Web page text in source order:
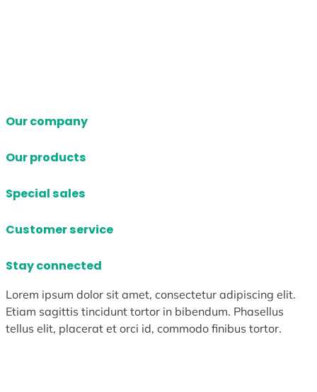
Our company
Our products
Special sales
Customer service
Stay connected
Lorem ipsum dolor sit amet, consectetur adipiscing elit.
Etiam sagittis tincidunt tortor in bibendum. Phasellus
tellus elit, placerat et orci id, commodo finibus tortor.